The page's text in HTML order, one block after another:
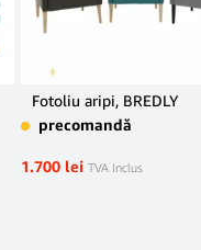
Fotoliu aripi, BREDLY
precomandă
1.700 lei TVA Inclus